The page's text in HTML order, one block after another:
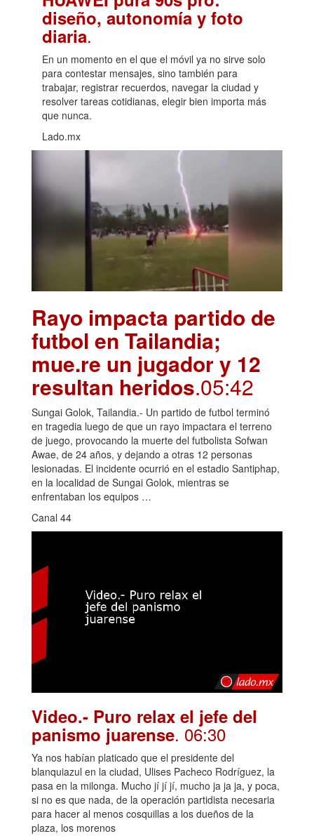
diseño, autonomía y foto
diaria.
En un momento en el que el móvil ya no sirve solo
para contestar mensajes, sino también para
trabajar, registrar recuerdos, navegar la ciudad y
resolver tareas cotidianas, elegir bien importa más
que nunca.
Lado.mx
Rayo impacta partido de
futbol en Tailandia;
mue.re un jugador y 12
resultan heridos.05:42
Sungai Golok, Tailandia.- Un partido de futbol terminó
en tragedia luego de que un rayo impactara el terreno
de juego, provocando la muerte del futbolista Sofwan
Awae, de 24 años, y dejando a otras 12 personas
lesionadas. El incidente ocurrió en el estadio Santiphap,
en la localidad de Sungai Golok, mientras se
enfrentaban los equipos …
Canal 44
Video.- Puro relax el jefe del
panismo juarense. 06:30
Ya nos habían platicado que el presidente del
blanquiazul en la ciudad, Ulises Pacheco Rodríguez, la
pasa en la milonga. Mucho jí jí jí, mucho ja ja ja, y poca,
si no es que nada, de la operación partidista necesaria
para hacer al menos cosquillas a los dueños de la
plaza, los morenos